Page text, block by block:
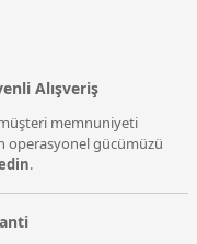
Alışveriş
memnuniyeti
operasyonel gücümüzü
.